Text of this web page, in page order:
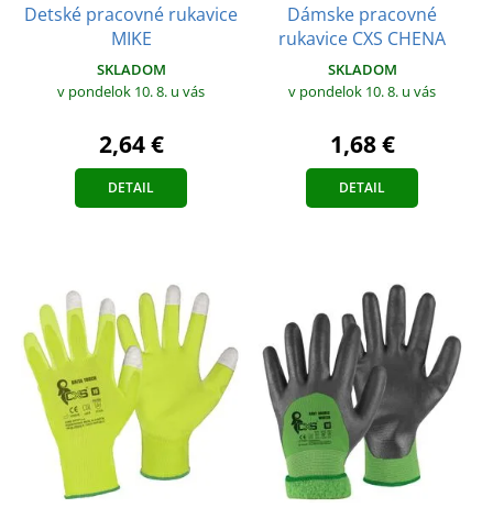
Detské pracovné rukavice
MIKE
SKLADOM
v pondelok 10. 8. u vás
2,64 €
DETAIL
Dámske pracovné
rukavice CXS CHENA
SKLADOM
v pondelok 10. 8. u vás
1,68 €
DETAIL